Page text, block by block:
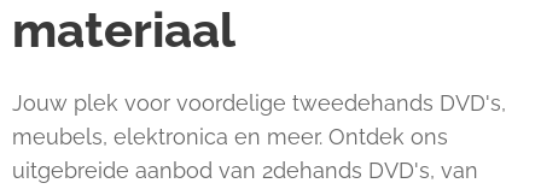
materiaal
Jouw plek voor voordelige tweedehands DVD's,
meubels, elektronica en meer. Ontdek ons
uitgebreide aanbod van 2dehands DVD's, van